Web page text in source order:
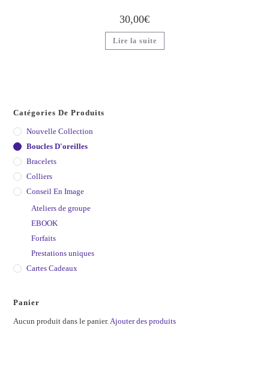
30,00€
Lire la suite
Catégories De Produits
Nouvelle Collection
Boucles D'oreilles
Bracelets
Colliers
Conseil En Image
Ateliers de groupe
EBOOK
Forfaits
Prestations uniques
Cartes Cadeaux
Panier
Aucun produit dans le panier. Ajouter des produits